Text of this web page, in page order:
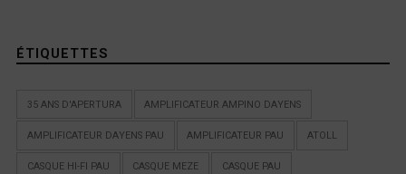
ÉTIQUETTES
35 ANS D'APERTURA AMPLIFICATEUR AMPINO DAYENS
AMPLIFICATEUR DAYENS PAU AMPLIFICATEUR PAU ATOLL
CASQUE HI-FI PAU CASQUE MEZE CASQUE PAU